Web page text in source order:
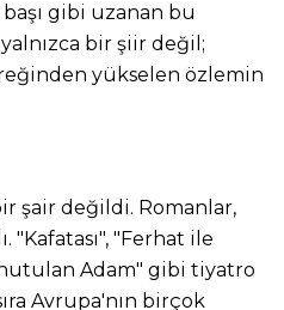
gibi uzanan bu
bir şiir değil;
yükselen özlemin
şair değildi. Romanlar,
"Kafatası", "Ferhat ile
Adam" gibi tiyatro
Avrupa'nın birçok